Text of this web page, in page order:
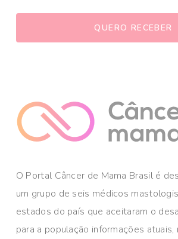
O Portal Câncer de Mama Brasil é
um grupo de seis médicos
estados do país que aceitaram o
para a população informações